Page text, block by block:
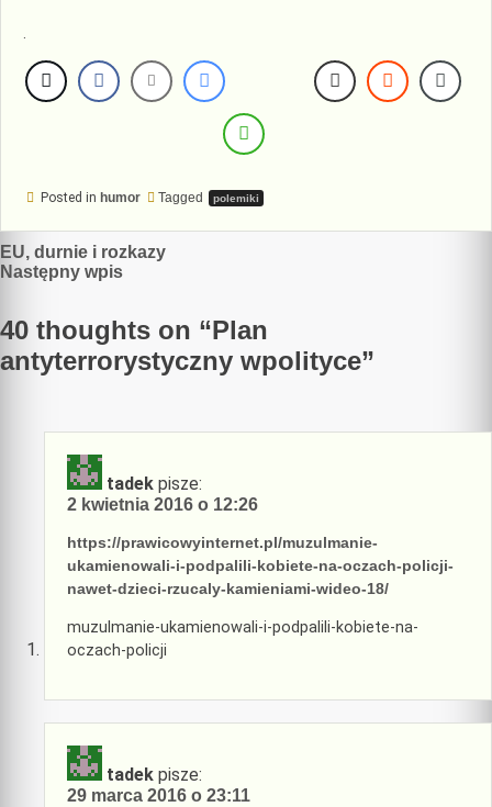
.
Posted in humor Tagged polemiki
Nawigacja
wpisu
EU, durnie i rozkazy
Następny wpis
40 thoughts on “Plan
antyterrorystyczny wpolityce”
tadek pisze:
2 kwietnia 2016 o 12:26
https://prawicowyinternet.pl/muzulmanie-
ukamienowali-i-podpalili-kobiete-na-oczach-policji-
nawet-dzieci-rzucaly-kamieniami-wideo-18/
muzulmanie-ukamienowali-i-podpalili-kobiete-na-
oczach-policji
tadek pisze:
29 marca 2016 o 23:11